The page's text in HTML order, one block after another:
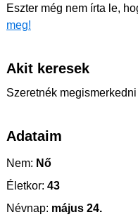
Eszter még nem írta le,
meg!
Akit keresek
Szeretnék
Adataim
Nem: Nő
Életkor: 43
Névnap: május 24.